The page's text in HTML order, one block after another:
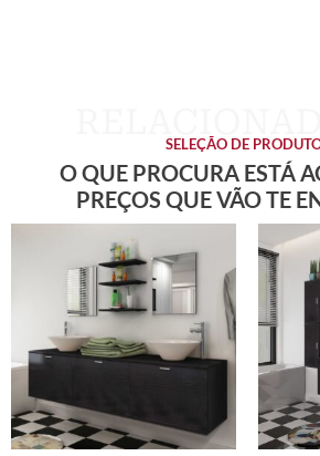
SELEÇÃO DE
O QUE PROCURA ESTÁ
PREÇOS QUE VÃO TE